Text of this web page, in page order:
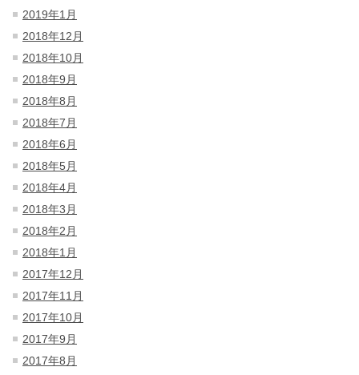
2019年1月
2018年12月
2018年10月
2018年9月
2018年8月
2018年7月
2018年6月
2018年5月
2018年4月
2018年3月
2018年2月
2018年1月
2017年12月
2017年11月
2017年10月
2017年9月
2017年8月